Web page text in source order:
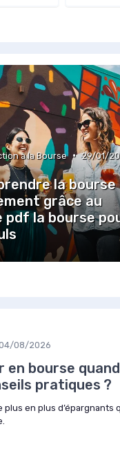
à la Bourse • 29/01/
la bourse
grâce au
pdf la bourse
08/2026
en bourse
pratiques ?
en plus